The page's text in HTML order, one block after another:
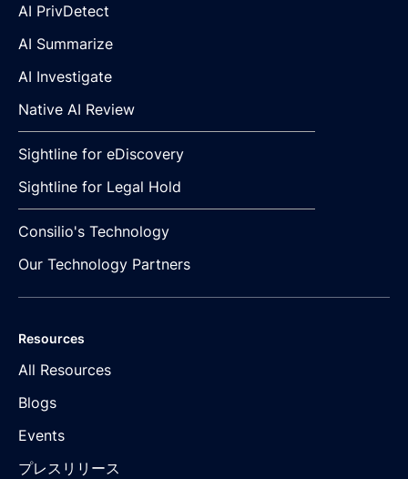
AI PrivDetect
AI Summarize
AI Investigate
Native AI Review
Sightline for eDiscovery
Sightline for Legal Hold
Consilio's Technology
Our Technology Partners
Resources
All Resources
Blogs
Events
プレスリリース